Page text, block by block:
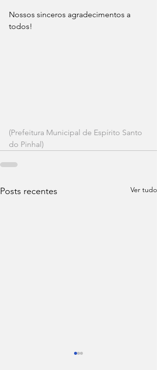
Nossos sinceros agradecimentos a
todos!
(Prefeitura Municipal de Espírito Santo
do Pinhal)
Posts recentes Ver tudo